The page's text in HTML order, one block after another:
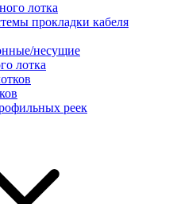
лотка
прокладки кабеля
несущие
лотка
реек